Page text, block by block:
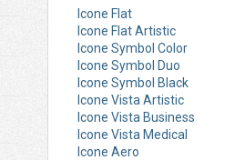
Icone Flat
Icone Flat Artistic
Icone Symbol Color
Icone Symbol Duo
Icone Symbol Black
Icone Vista Artistic
Icone Vista Business
Icone Vista Medical
Icone Aero